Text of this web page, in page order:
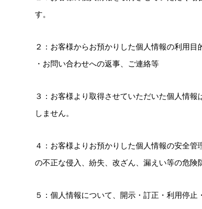
す。
２：お客様からお預かりした個人情報の利用目
・お問い合わせへの返事、ご連絡等
３：お客様より取得させていただいた個人情
しません。
４：お客様よりお預かりした個人情報の安全
の不正な侵入、紛失、改ざん、漏えい等の危険
５：個人情報について、開示・訂正・利用停